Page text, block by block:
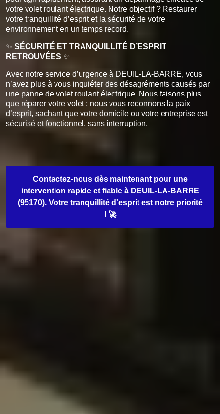
votre volet roulant électrique. Notre objectif ? Restaurer
votre tranquillité d’esprit et la sécurité de votre
environnement en un temps record.
✨ SÉCURITÉ ET TRANQUILLITÉ D’ESPRIT
RETROUVÉES ✨
Avec notre service d’urgence à DEUIL-LA-BARRE, vous
n’avez plus à vous inquiéter des désagréments causés par
une panne de volet roulant électrique. Nous faisons plus
que réparer votre volet ; nous vous redonnons la paix
d’esprit, sachant que votre domicile ou votre entreprise est
sécurisé et fonctionnel, sans interruption.
Contactez-nous dès maintenant pour une
intervention rapide et fiable à DEUIL-LA-BARRE
(95170). Votre tranquillité d'esprit est notre priorité
! 🚀